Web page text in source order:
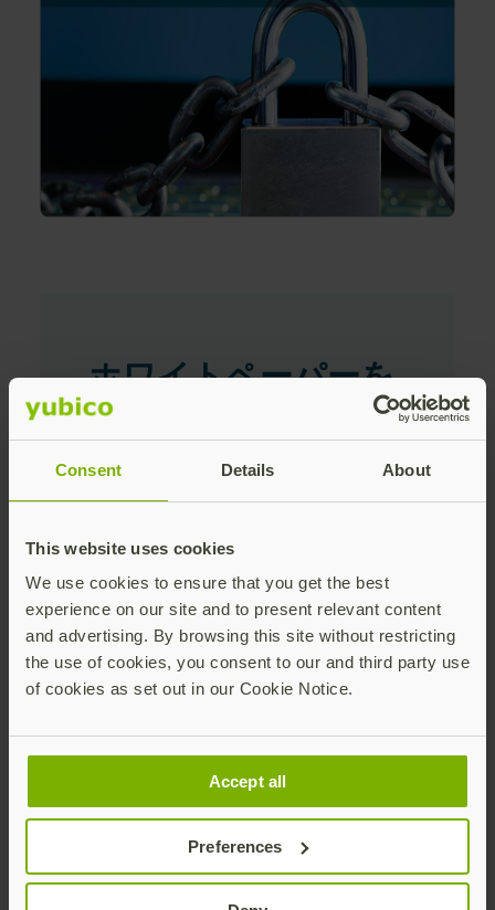
Consent Details About
This website uses cookies
We use cookies to ensure that you get the best
experience on our site and to present relevant content
and advertising. By browsing this site without restricting
the use of cookies, you consent to our and third party use
of cookies as set out in our Cookie Notice.
Accept all
Preferences
ホワイトペーパーを
ダウンロード
ファーストネーム
苗字
ビジネス用メールアドレス
会社名